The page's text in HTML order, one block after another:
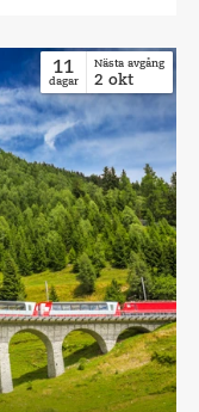
11
dagar
Nästa avgång
2okt